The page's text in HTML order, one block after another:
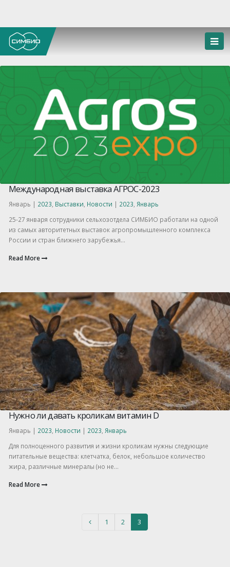
Международная выставка АГРОС-2023
Январь | 2023 Выставки Новости | 2023 Январь
25-27 января сотрудники сельхозотдела СИМБИО работали на одной
из самых авторитетных выставок агропромышленного комплекса
России и стран ближнего зарубежья...
Read More
Нужно ли давать кроликам витамин D
Январь | 2023 Новости | 2023 Январь
Для полноценного развития и жизни кроликам нужны следующие
питательные вещества: клетчатка, белок, небольшое количество
жира, различные минералы (но не...
Read More
1 2 3